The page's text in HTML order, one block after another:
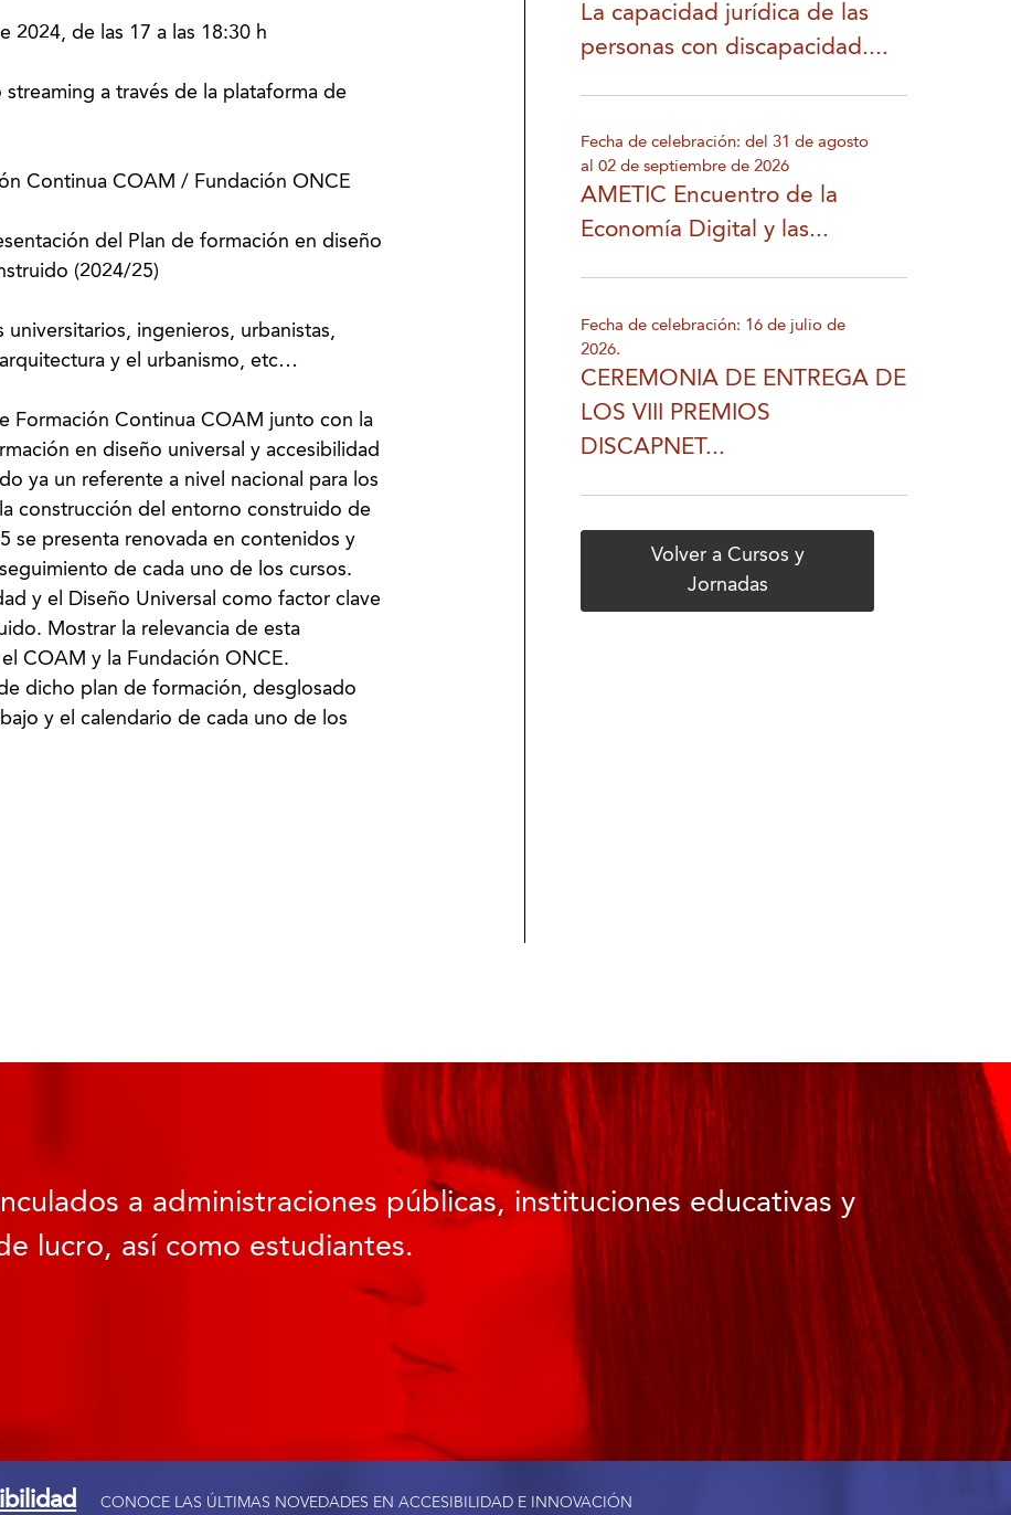
2024, de las 17 a las 18:30 h
a través de la plataforma de
Continua COAM / Fundación ONCE
del Plan de formación en diseño
(2024/25)
ingenieros, urbanistas,
y el urbanismo, etc…
Formación Continua COAM junto con la
en diseño universal y accesibilidad
ya un referente a nivel nacional para los
construcción del entorno construido de
se presenta renovada en contenidos y
de cada uno de los cursos.
y el Diseño Universal como factor clave
Mostrar la relevancia de esta
COAM y la Fundación ONCE.
dicho plan de formación, desglosado
y el calendario de cada uno de los
La capacidad jurídica de las
personas con discapacidad....
Fecha de celebración: del 31 de agosto
al 02 de septiembre de 2026
AMETIC Encuentro de la
Economía Digital y las...
Fecha de celebración: 16 de julio de
2026.
CEREMONIA DE ENTREGA DE
LOS VIII PREMIOS
DISCAPNET...
Volver a Cursos y
Jornadas
a administraciones públicas, instituciones educativas y
lucro, así como estudiantes.
CONOCE LAS ÚLTIMAS NOVEDADES EN ACCESIBILIDAD E INNOVACIÓN